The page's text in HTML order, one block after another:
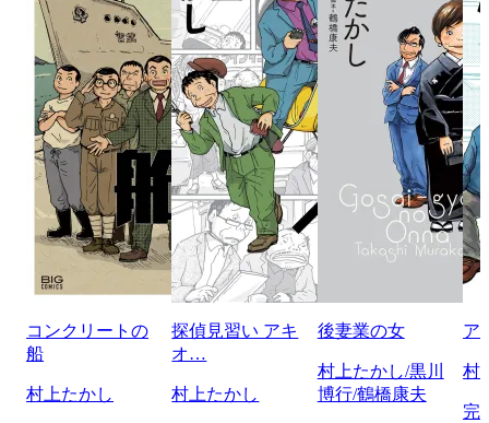
コンクリートの
船
村上たかし
探偵見習い アキ
オ…
村上たかし
後妻業の女
村上たかし/黒川
博行/鶴橋康夫
ア
村
完